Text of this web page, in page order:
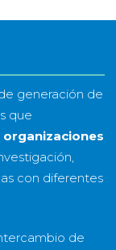
generación de
que
con diferentes
de